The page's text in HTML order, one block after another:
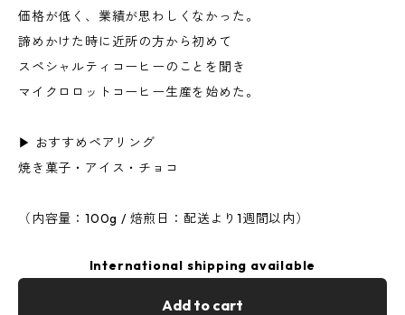
価格が低く、業績が思わしくなかった。
諦めかけた時に近所の方から初めて
スペシャルティコーヒーのことを聞き
マイクロロットコーヒー生産を始めた。
▶︎ おすすめペアリング
焼き菓子・アイス・チョコ
（内容量：100g / 焙煎日：配送より1週間以内）
International shipping available
Add to cart